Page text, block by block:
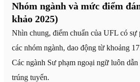
Nhóm ngành và mức điểm
khảo 2025)
Nhìn chung, điểm chuẩn của UFL có sự
các nhóm ngành, dao động từ khoảng
Các ngành Sư phạm ngoại ngữ luôn
trúng tuyển.